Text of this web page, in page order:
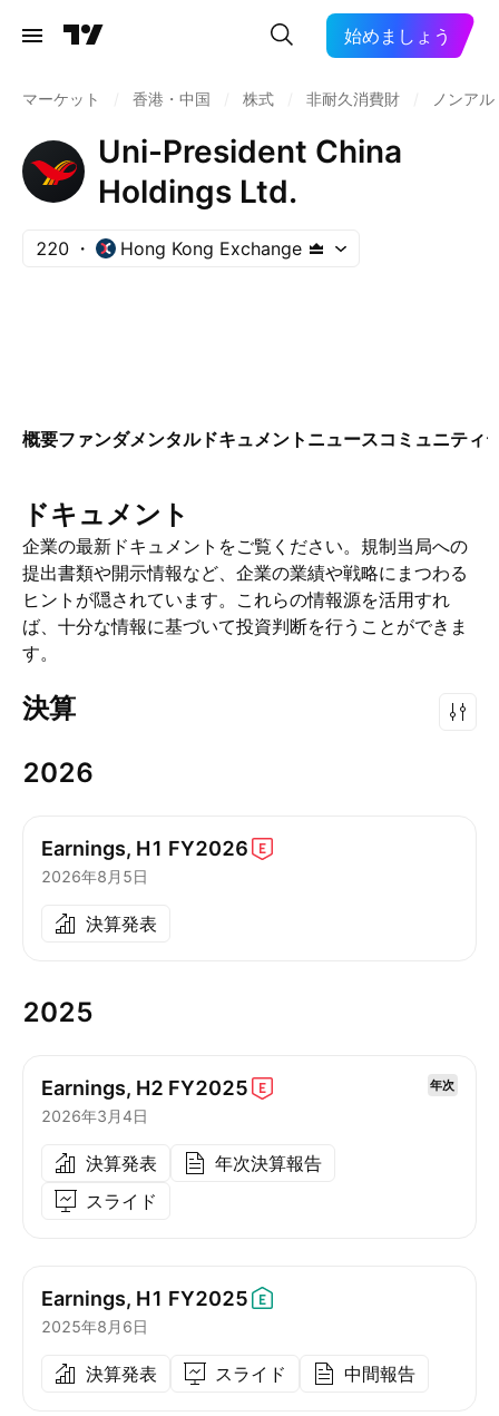
始めましょう
マーケット 香港・中国 株式 非耐久消費財 ノンア
Uni-President China
Holdings Ltd.
220 Hong Kong Exchange
概要ファンダメンタルドキュメント ニュースコミュニティ
ドキュメント
企業の最新ドキュメントをご覧ください。規制当局への
提出書類や開示情報など、企業の業績や戦略にまつわる
ヒントが隠されています。これらの情報源を活用すれ
ば、十分な情報に基づいて投資判断を行うことができま
す。
決算
2026
Earnings, H1 FY2026
2026年8月5日
決算発表
2025
Earnings, H2 FY2025 年次
2026年3月4日
決算発表
年次決算報告
スライド
Earnings, H1 FY2025
2025年8月6日
決算発表 スライド 中間報告